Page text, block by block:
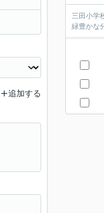
三田小学
緑豊かな
追加する